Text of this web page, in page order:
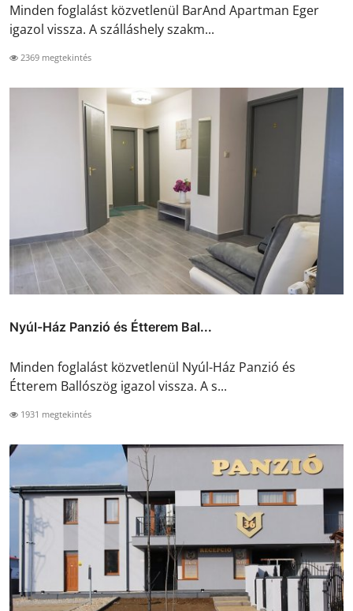
Minden foglalást közvetlenül BarAnd Apartman Eger
igazol vissza. A szálláshely szakm...
2369 megtekintés
Nyúl-Ház Panzió és Étterem Bal...
Minden foglalást közvetlenül Nyúl-Ház Panzió és
Étterem Ballószög igazol vissza. A s...
1931 megtekintés